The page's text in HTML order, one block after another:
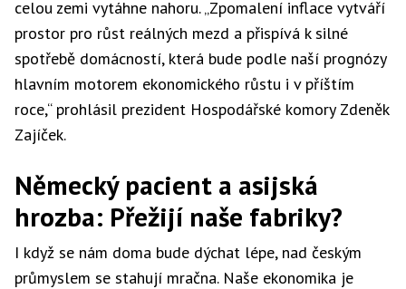
celou zemi vytáhne nahoru. „Zpomalení inflace vytváří
prostor pro růst reálných mezd a přispívá k silné
spotřebě domácností, která bude podle naší prognózy
hlavním motorem ekonomického růstu i v příštím
roce,“ prohlásil prezident Hospodářské komory Zdeněk
Zajíček.
Německý pacient a asijská
hrozba: Přežijí naše fabriky?
I když se nám doma bude dýchat lépe, nad českým
průmyslem se stahují mračna. Naše ekonomika je